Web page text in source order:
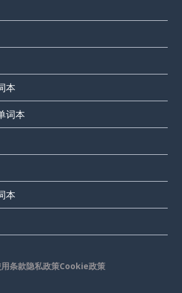
本
词本
本
条款隐私政策Cookie政策